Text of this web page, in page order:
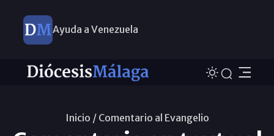
Ayuda a Venezuela
Inicio / Comentario al Evangelio